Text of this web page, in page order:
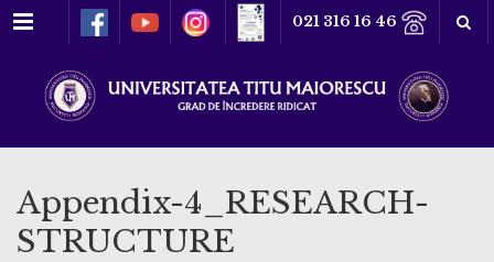
Meniu 021 316 16 46
Appendix-4_RESEARCH-
STRUCTURE